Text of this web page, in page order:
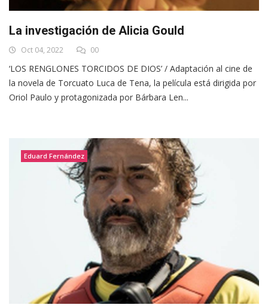
La investigación de Alicia Gould
Oct 04, 2022 00
‘LOS RENGLONES TORCIDOS DE DIOS’ / Adaptación al cine de
la novela de Torcuato Luca de Tena, la película está dirigida por
Oriol Paulo y protagonizada por Bárbara Len...
Eduard Fernández